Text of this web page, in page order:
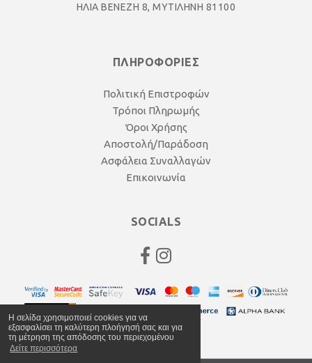
Η σελίδα χρησιμοποιεί cookies για να
εξασφαλίσει τη καλύτερη πλοήγησή σας και για
τη μέτρηση της απόδοσης του περιεχομένου
Δείτε περισσότερα
ΗΛΙΑ ΒΕΝΕΖΗ 8, ΜΥΤΙΛΗΝΗ 81100
ΠΛΗΡΟΦΟΡΙΕΣ
Πολιτική Επιστροφών
Τρόποι Πληρωμής
Όροι Χρήσης
Αποστολή/Παράδοση
Ασφάλεια Συναλλαγών
Επικοινωνία
SOCIALS